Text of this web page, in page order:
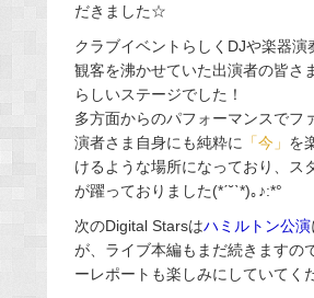
だきました☆
クラブイベントらしくDJや楽器演
観客を沸かせていた出演者の皆さ
らしいステージでした！
多方面からのパフォーマンスでフ
演者さま自身にも純粋に 「今」 を
けるような場所になっており、ス
が躍っておりました(*ˊ˘ˋ*)｡♪:*°
次のDigital Starsはハミルトン公演
が、ライブ本編もまだ続きますの
ーレポートも楽しみにしていてく